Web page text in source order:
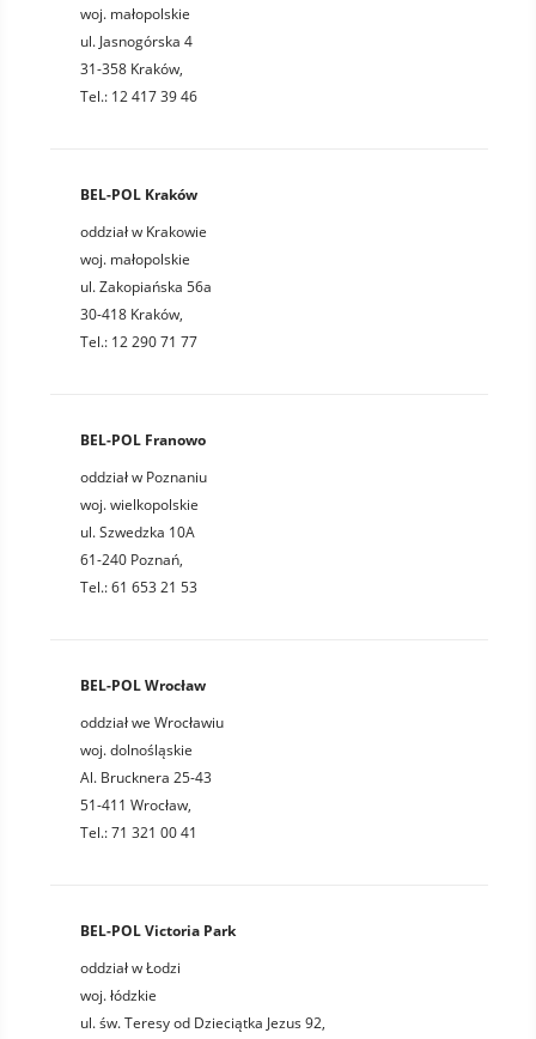
woj. małopolskie
ul. Jasnogórska 4
31-358 Kraków,
Tel.: 12 417 39 46
BEL-POL Kraków
oddział w Krakowie
woj. małopolskie
ul. Zakopiańska 56a
30-418 Kraków,
Tel.: 12 290 71 77
BEL-POL Franowo
oddział w Poznaniu
woj. wielkopolskie
ul. Szwedzka 10A
61-240 Poznań,
Tel.: 61 653 21 53
BEL-POL Wrocław
oddział we Wrocławiu
woj. dolnośląskie
Al. Brucknera 25-43
51-411 Wrocław,
Tel.: 71 321 00 41
BEL-POL Victoria Park
oddział w Łodzi
woj. łódzkie
ul. św. Teresy od Dzieciątka Jezus 92,